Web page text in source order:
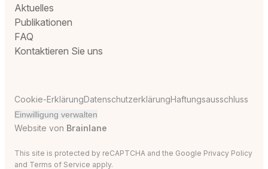
Aktuelles
Publikationen
FAQ
Kontaktieren Sie uns
Cookie-ErklärungDatenschutzerklärungHaftungsausschluss
Einwilligung verwalten
Website von Brainlane
This site is protected by reCAPTCHA and the Google Privacy Policy
and Terms of Service apply.